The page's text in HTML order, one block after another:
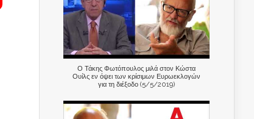
Ο Τάκης Φωτόπουλος μιλά στον Κώστα
Ουίλς εν όψει των κρίσιμων Ευρωεκλογών
για τη διέξοδο (5/5/2019)